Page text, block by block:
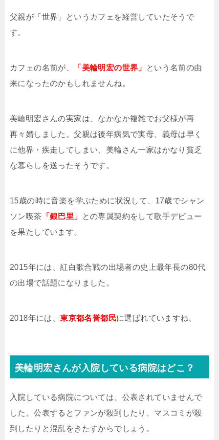
父親が「世界」というカフェを経営していたそうで
す。
カフェの名前が、 「美輪明宏の世界」
という名前の由
来になったのかもしれませんね。
美輪明宏さんの実家は、なかなか複雑でお父様が再
再々婚しました。父親は後年病気で実母、義母は早く
に他界・疾走してしまい、美輪さん一家はかなり貧乏
な暮らしを送ったそうです。
15歳の時に音楽を学ぶために状況して、17歳でシャン
ソン喫茶 「銀巴里」
との専属契約をして歌手デビュー
を果たしています。
2015年には、紅白歌合戦の出場者の史上最年長の80代
の出場で話題になりました。
2018年には、東京都名誉都民に選ばれていますね。
美輪明宏さんが入院している病院はどこ？
入院している病院については、公表されていませんで
した。公表するとファンが殺到したり、マスコミが殺
到したりと混乱をきたすからでしょう。